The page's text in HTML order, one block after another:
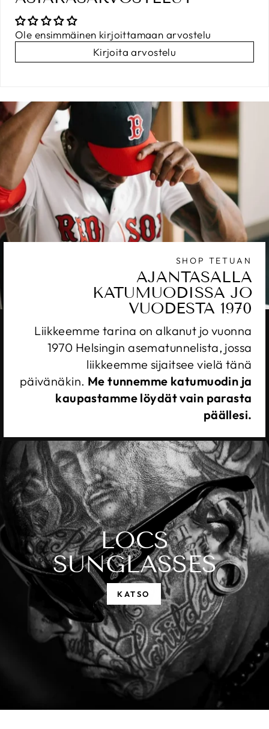
Ole ensimmäinen kirjoittamaan arvostelu
Kirjoita arvostelu
SHOP TETUAN
AJANTASALLA
KATUMUODISSA JO
VUODESTA 1970
Liikkeemme tarina on alkanut jo vuonna
1970 Helsingin asematunnelista, jossa
liikkeemme sijaitsee vielä tänä
päivänäkin. Me tunnemme katumuodin ja
kaupastamme löydät vain parasta
päällesi.
LOCS
SUNGLASSES
KATSO